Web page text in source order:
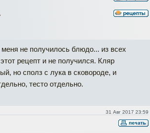
не получилось блюдо... из всех
рецепт и не получился. Кляр
но сполз с лука в сковороде, и
тесто отдельно.
31 Авг 2017 23:59